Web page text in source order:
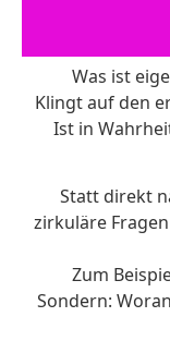
Was ist
Klingt auf den
Ist in
Statt direkt
zirkuläre
Zum
Sondern: